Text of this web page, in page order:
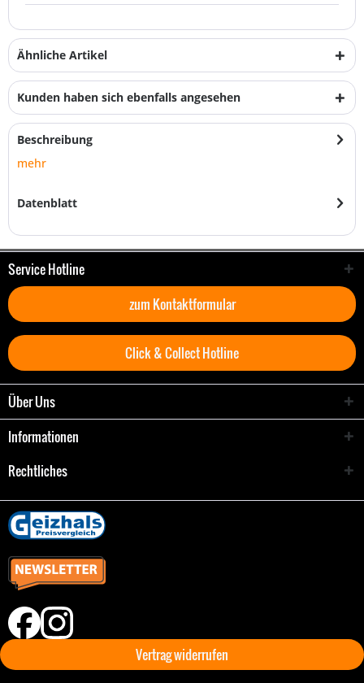
Ähnliche Artikel
Kunden haben sich ebenfalls angesehen
Beschreibung
mehr
Datenblatt
Service Hotline
zum Kontaktformular
Click & Collect Hotline
Über Uns
Informationen
Rechtliches
Vertrag widerrufen